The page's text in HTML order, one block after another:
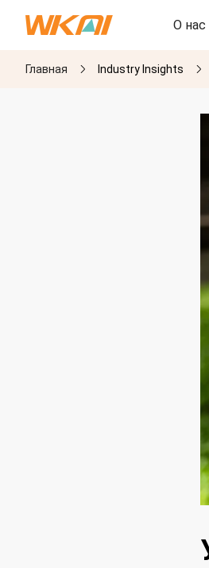
О нас
НИОКР
Главная Industry Insights